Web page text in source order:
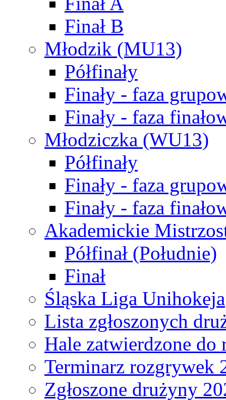
Finał B
Młodzik (MU13)
Półfinały
Finały - faza
Finały - faza
Młodziczka (WU13)
Półfinały
Finały - faza
Finały - faza
Akademickie
Półfinał (Południe)
Finał
Śląska Liga Unihokeja
Lista zgłoszonych
Hale zatwierdzone do
Terminarz rozgrywek
Zgłoszone drużyny